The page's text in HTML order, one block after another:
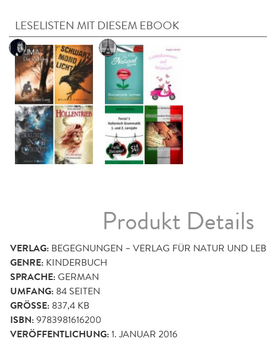
LESELISTEN MIT DIESEM EBOOK
Produkt Details
VERLAG: BEGEGNUNGEN – VERLAG FÜR NATUR UND
GENRE: KINDERBUCH
SPRACHE:GERMAN
UMFANG: 84 SEITEN
GRÖSSE: 837,4 KB
ISBN:9783981616200
VERÖFFENTLICHUNG:1. JANUAR 2016